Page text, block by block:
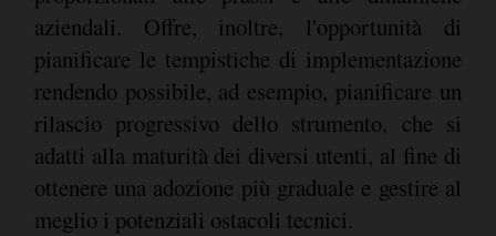
aziendali. Offre, inoltre, l'opportunità di
pianificare le tempistiche di implementazione
rendendo possibile, ad esempio, pianificare un
rilascio progressivo dello strumento, che si
adatti alla maturità dei diversi utenti, al fine di
ottenere una adozione più graduale e gestire al
meglio i potenziali ostacoli tecnici.